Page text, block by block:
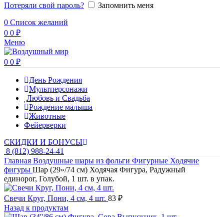
Потеряли свой пароль?
Запомнить меня
0 Список желаний
0 0 ₽
Меню
0 0 ₽
День Рождения
Мультперсонажи
Любовь и Свадьба
Рождение малыша
Животные
Фейерверки
СКИДКИ И БОНУСЫ
8 (812) 988-24-41
Главная Воздушные шары из фольги Фигурные Ходячие
фигуры Шар (29»/74 см) Ходячая Фигура, Радужный
единорог, Голубой, 1 шт. в упак.
Свечи Круг, Пони, 4 см, 4 шт. 83 ₽
Назад к продуктам